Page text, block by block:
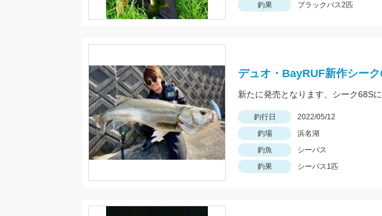
釣果
ブラックバス2匹
デュオ・BayRUF新作シーク
新たに発売となります、シーク68S
釣行日 2022/05/12
釣場
浜名湖
釣魚
シーバス
釣果
シーバス1匹